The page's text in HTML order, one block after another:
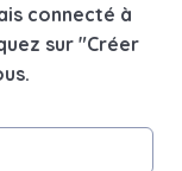
connecté à
sur "Créer